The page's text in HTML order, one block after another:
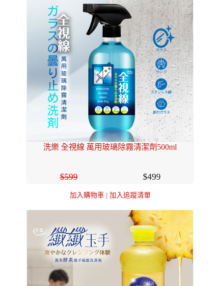
洗樂 全視線 萬用玻璃除霧清潔劑500ml
599 499
加入購物車 | 加入追蹤清單